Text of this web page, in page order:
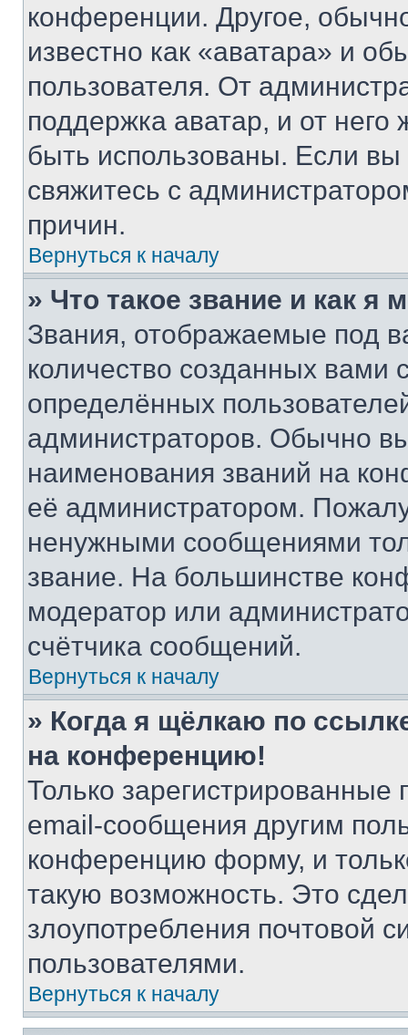
конференции. Другое,
известно как «аватара» и
пользователя. От
поддержка аватар, и от него
быть использованы. Если
свяжитесь с
причин.
Вернуться к началу
» Что такое звание и как я
Звания, отображаемые под
количество созданных
определённых
администраторов. Обычно
наименования званий на
её администратором.
ненужными сообщениями
звание. На большинстве
модератор или
счётчика сообщений.
Вернуться к началу
» Когда я щёлкаю по
на конференцию!
Только зарегистрированные
email-сообщения другим
конференцию форму, и
такую возможность. Это
злоупотребления почтовой
пользователями.
Вернуться к началу